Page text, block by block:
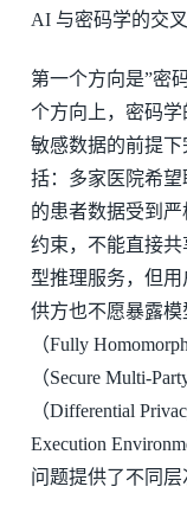
AI 与密码学的交
第一个方向是”密
个方向上，密码
敏感数据的前提
括：多家医院希
的患者数据受到严
约束，不能直接
型推理服务，但
供方也不愿暴露
（Fully
（Secure Multi-
（Differential
Execution
问题提供了不同层